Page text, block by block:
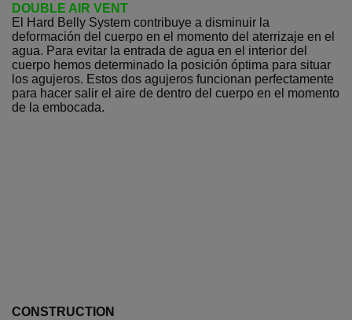
DOUBLE AIR VENT
El Hard Belly System contribuye a disminuir la
deformación del cuerpo en el momento del aterrizaje en el
agua. Para evitar la entrada de agua en el interior del
cuerpo hemos determinado la posición óptima para situar
los agujeros. Estos dos agujeros funcionan perfectamente
para hacer salir el aire de dentro del cuerpo en el momento
de la embocada.
CONSTRUCTION